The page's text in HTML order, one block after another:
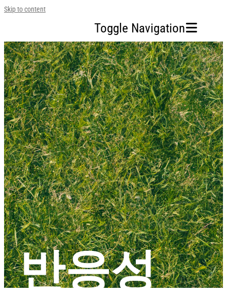
Skip to content
Toggle Navigation
홈
회사소개
사업영역
지속가능경영
투자정보
인재채용
뉴스
한국어
반응성 염료Scott Watkins2025-12-11T15:57:31+09:00
반응성